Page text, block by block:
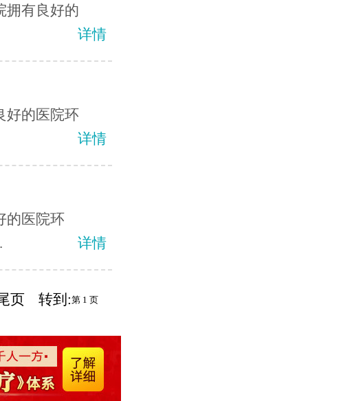
有良好的
详情
的医院环
详情
医院环
详情
页 转到: